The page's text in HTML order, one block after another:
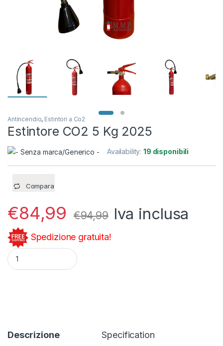
Antincendio, Estintori a Co2
Estintore CO2 5 Kg 2025
Availability:19 disponibili
Compara
€84,99 €94,99 Iva inclusa
Spedizione gratuita!
Estintore CO2 5 Kg 2025 quantity
Descrizione Specification